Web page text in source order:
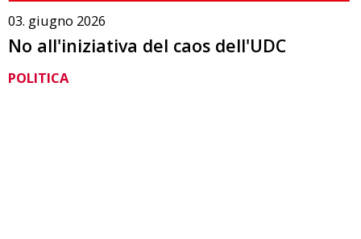
03. giugno 2026
No all'iniziativa del caos dell'UDC
POLITICA